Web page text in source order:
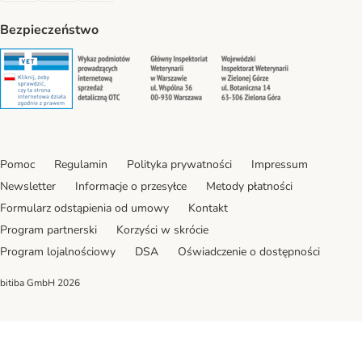
Bezpieczeństwo
Security Security Security
Pomoc Regulamin Polityka prywatności
Impressum
Newsletter
Informacje o przesyłce
Metody płatności
Formularz odstąpienia od umowy
Kontakt
Program partnerski
Korzyści w skrócie
Program lojalnościowy
DSA Oświadczenie o dostępności
bitiba GmbH 2026